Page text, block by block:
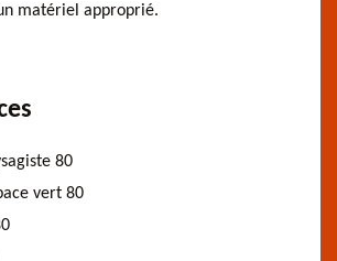
matériel approprié.
80
vert 80